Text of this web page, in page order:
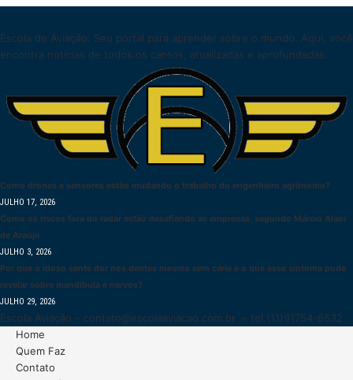
Escola de Aviação: Seu portal para aprender sobre o mundo. Aqui, você
encontra notícias de todos os cantos, atualizadas e aprofundadas.
Como drones e sensores estão mudando o trabalho do engenheiro agrônomo?
JULHO 17, 2026
Como os riscos fora do radar estão desafiando as empresas, segundo Márcio Alaor
de Araújo
JULHO 3, 2026
Por que o idoso sente dor nos dentes mesmo sem cárie e o que esse sintoma pode
revelar sobre mandíbula e nervos?
JULHO 29, 2026
Escola Aviação – contato@escolaaviacao.com.br – tel.(11)91754-6532
Home
Quem Faz
Contato